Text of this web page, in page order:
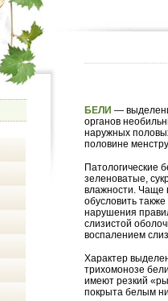
БЕЛИ —
органов
наружных
половине
Патологические
зеленоватые,
влажности. Чаще
обусловить также
нарушения
слизистой
воспалением
Характер
трихомонозе
имеют резкий
покрыта белым